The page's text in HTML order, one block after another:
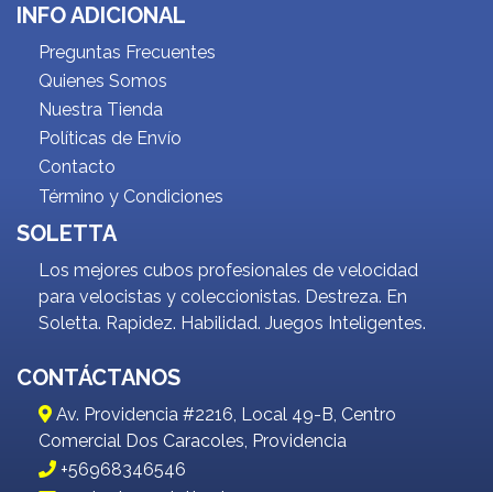
INFO ADICIONAL
Preguntas Frecuentes
Quienes Somos
Nuestra Tienda
Políticas de Envío
Contacto
Término y Condiciones
SOLETTA
Los mejores cubos profesionales de velocidad
para velocistas y coleccionistas. Destreza. En
Soletta. Rapidez. Habilidad. Juegos Inteligentes.
CONTÁCTANOS
Av. Providencia #2216, Local 49-B, Centro
Comercial Dos Caracoles, Providencia
+56968346546